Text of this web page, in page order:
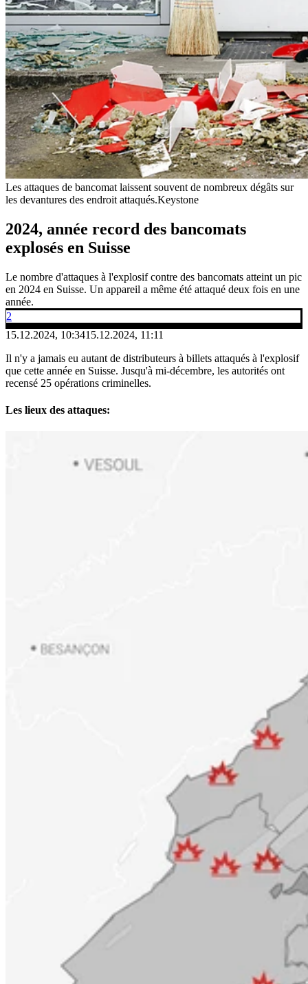
Les attaques de bancomat laissent souvent de nombreux dégâts sur
les devantures des endroit attaqués.Keystone
2024, année record des bancomats
explosés en Suisse
Le nombre d'attaques à l'explosif contre des bancomats atteint un pic
en 2024 en Suisse. Un appareil a même été attaqué deux fois en une
année.
2
15.12.2024, 10:3415.12.2024, 11:11
Il n'y a jamais eu autant de distributeurs à billets attaqués à l'explosif
que cette année en Suisse. Jusqu'à mi-décembre, les autorités ont
recensé 25 opérations criminelles.
Les lieux des attaques: